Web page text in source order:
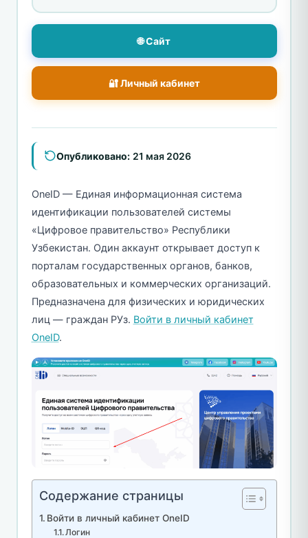
🌐 Сайт
🔐 Личный кабинет
Опубликовано: 21 мая 2026
OneID — Единая информационная система
идентификации пользователей системы
«Цифровое правительство» Республики
Узбекистан. Один аккаунт открывает доступ к
порталам государственных органов, банков,
образовательных и коммерческих организаций.
Предназначена для физических и юридических
лиц — граждан РУз. Войти в личный кабинет
OneID.
Содержание страницы
Войти в личный кабинет OneID
Логин